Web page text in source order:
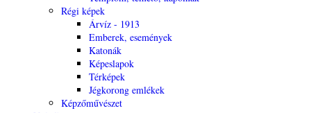
Régi képek
Árvíz - 1913
Emberek, események
Katonák
Képeslapok
Térképek
Jégkorong emlékek
Képzőművészet